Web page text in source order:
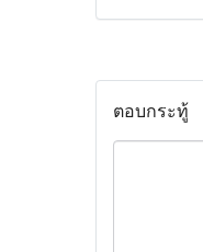
ตอบกระทู้